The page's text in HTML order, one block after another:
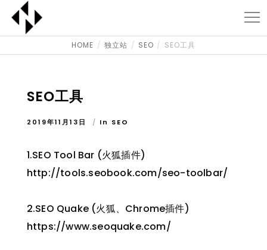
HOME 独立站 SEO SEO工具
SEO工具
2019年11月13日 In SEO
1.SEO Tool Bar (火狐插件)
http://tools.seobook.com/seo-toolbar/
2.SEO Quake (火狐、Chrome插件)
https://www.seoquake.com/